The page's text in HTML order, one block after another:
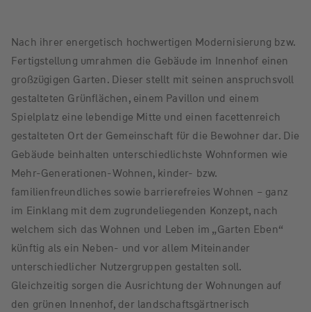
Nach ihrer energetisch hochwertigen Modernisierung bzw.
Fertigstellung umrahmen die Gebäude im Innenhof einen
großzügigen Garten. Dieser stellt mit seinen anspruchsvoll
gestalteten Grünflächen, einem Pavillon und einem
Spielplatz eine lebendige Mitte und einen facettenreich
gestalteten Ort der Gemeinschaft für die Bewohner dar. Die
Gebäude beinhalten unterschiedlichste Wohnformen wie
Mehr-Generationen-Wohnen, kinder- bzw.
familienfreundliches sowie barrierefreies Wohnen – ganz
im Einklang mit dem zugrundeliegenden Konzept, nach
welchem sich das Wohnen und Leben im „Garten Eben“
künftig als ein Neben- und vor allem Miteinander
unterschiedlicher Nutzergruppen gestalten soll.
Gleichzeitig sorgen die Ausrichtung der Wohnungen auf
den grünen Innenhof, der landschaftsgärtnerisch